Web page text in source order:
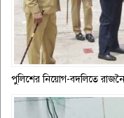
পুলিশের নিয়োগ-বদলিতে